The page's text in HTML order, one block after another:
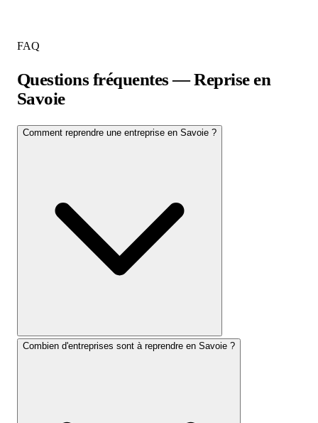
FAQ
Questions fréquentes — Reprise en
Savoie
Comment reprendre une entreprise en Savoie ?
Combien d'entreprises sont à reprendre en Savoie ?